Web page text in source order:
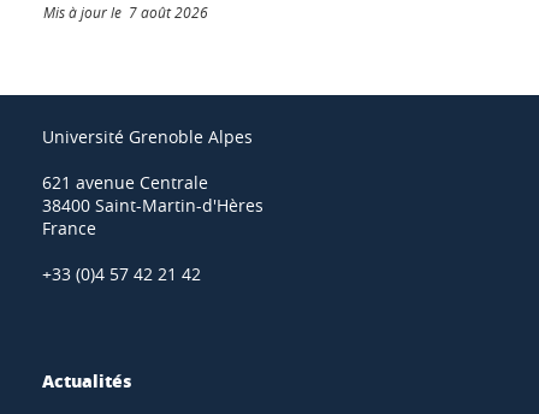
Mis à jour le 7 août 2026
Université Grenoble Alpes
621 avenue Centrale
38400 Saint-Martin-d'Hères
France
+33 (0)4 57 42 21 42
Actualités